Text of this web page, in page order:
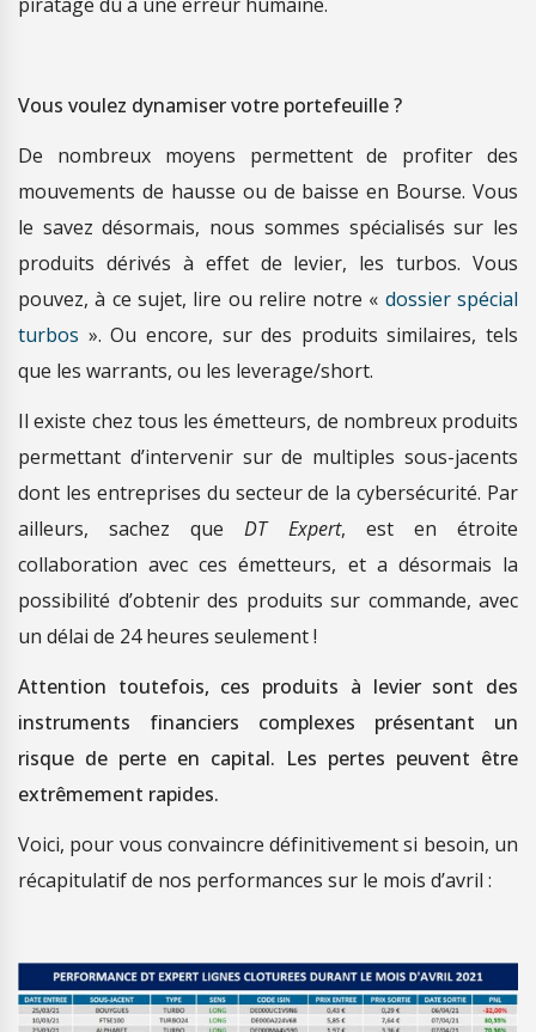
Vous voulez dynamiser votre portefeuille ?
De nombreux moyens permettent de profiter des
mouvements de hausse ou de baisse en Bourse. Vous
le savez désormais, nous sommes spécialisés sur les
produits dérivés à effet de levier, les turbos. Vous
pouvez, à ce sujet, lire ou relire notre « dossier spécial
turbos ». Ou encore, sur des produits similaires, tels
que les warrants, ou les leverage/short.
Il existe chez tous les émetteurs, de nombreux produits
permettant d’intervenir sur de multiples sous-jacents
dont les entreprises du secteur de la cybersécurité. Par
ailleurs, sachez queDT Expert, est en étroite
collaboration avec ces émetteurs, et a désormais la
possibilité d’obtenir des produits sur commande, avec
un délai de 24 heures seulement !
Attention toutefois, ces produits à levier sont des
instruments financiers complexes présentant un
risque de perte en capital. Les pertes peuvent être
extrêmement rapides.
Voici, pour vous convaincre définitivement si besoin, un
récapitulatif de nos performances sur le mois d’avril :